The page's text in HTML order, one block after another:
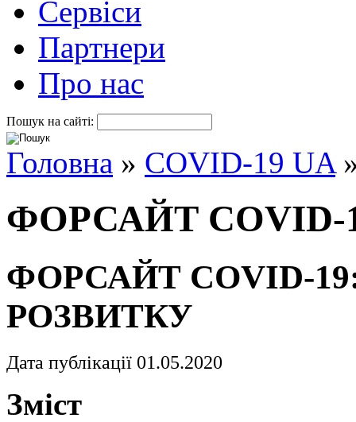
Сервіси
Партнери
Про нас
Пошук на сайті:
Головна » COVID-19 UA
ФОРСАЙТ COVID-
ФОРСАЙТ COVID-
РОЗВИТКУ
Дата публікації 01.05.2020
Зміст